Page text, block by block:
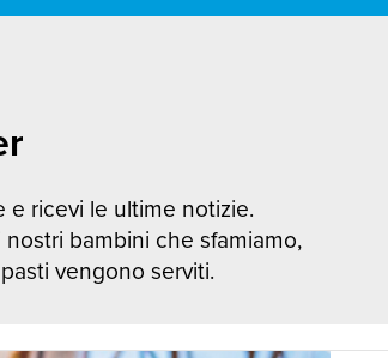
e ricevi le ultime notizie.
bambini che sfamiamo,
vengono serviti.